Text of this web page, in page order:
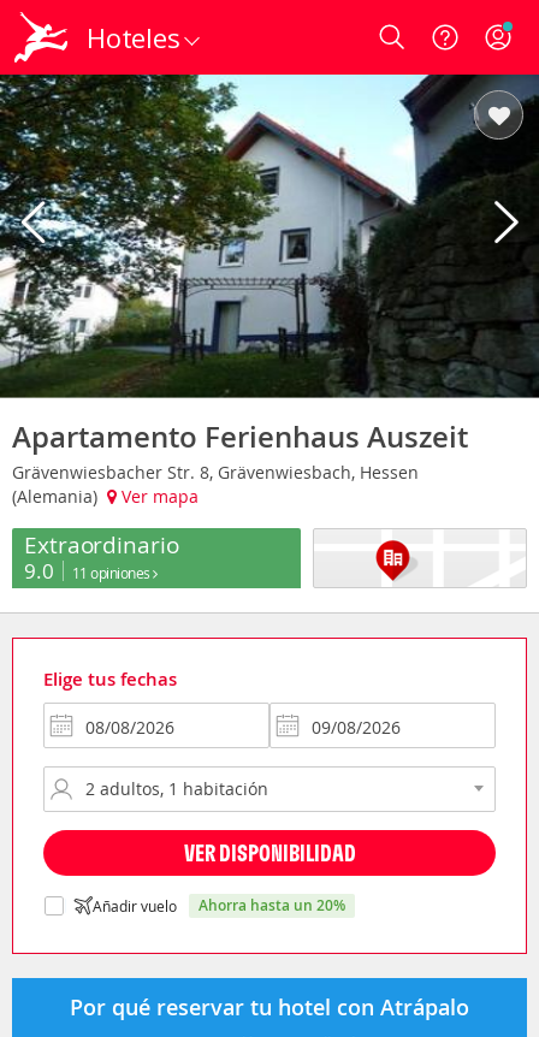
Hoteles Login
Apartamento Ferienhaus Auszeit
Grävenwiesbacher Str. 8, Grävenwiesbach, Hessen
(Alemania)
Ver mapa
Extraordinario
9.0 11 opiniones
Elige tus fechas
VER DISPONIBILIDAD
Añadir vuelo ahorra hasta un 20%
Por qué reservar tu hotel con Atrápalo